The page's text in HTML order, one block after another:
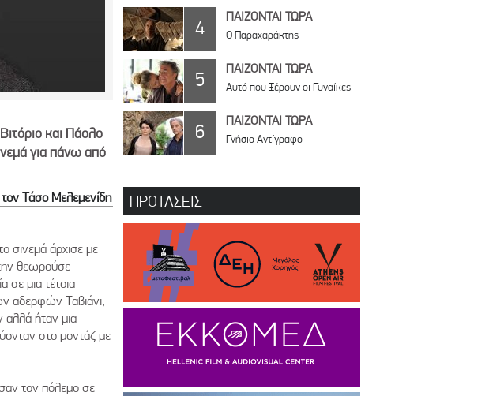
και Πάολο
για πάνω από
Τάσο Μελεμενίδη
σινεμά άρχισε με
θεωρούσε
μια τέτοια
αδερφών Ταβιάνι,
αλλά ήταν μια
στο μοντάζ με
τον πόλεμο σε
4 ΠΑΙΖΟΝΤΑΙ ΤΩΡΑ
Ο Παραχαράκτης
5 ΠΑΙΖΟΝΤΑΙ ΤΩΡΑ
Αυτό που Ξέρουν οι Γυναίκες
6 ΠΑΙΖΟΝΤΑΙ ΤΩΡΑ
Γνήσιο Αντίγραφο
ΠΡΟΤΑΣΕΙΣ